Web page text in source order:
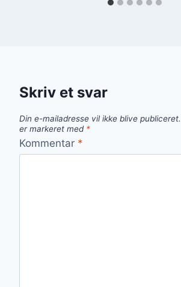
Skriv et svar
Din e-mailadresse vil ikke blive publiceret.
er markeret med *
Kommentar *